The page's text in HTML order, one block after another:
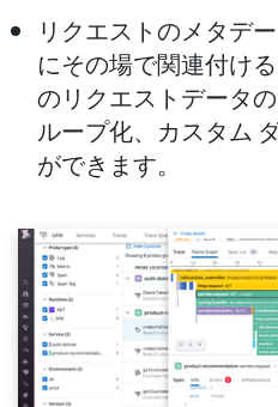
リクエストのメタデ
にその場で関連付け
のリクエストデータ
ループ化、カスタム
ができます。